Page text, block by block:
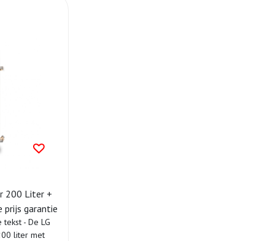
200 Liter +
prijs garantie
- De LG
liter met